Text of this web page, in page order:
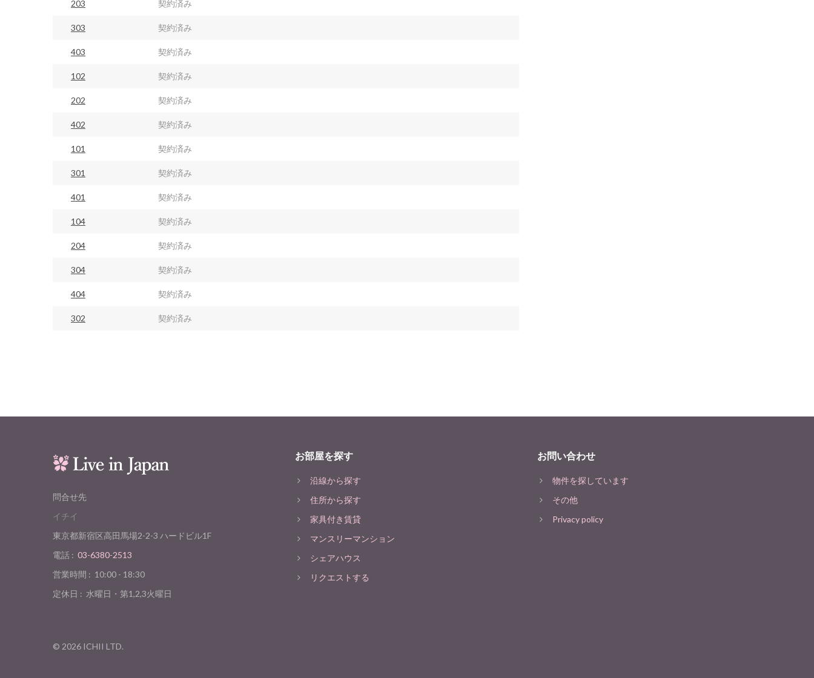
203 契約済み
303 契約済み
403 契約済み
102 契約済み
202 契約済み
402 契約済み
101 契約済み
301 契約済み
401 契約済み
104 契約済み
204 契約済み
304 契約済み
404 契約済み
302 契約済み
問合せ先
イチイ
東京都新宿区高田馬場2-2-3 ハードビル1F
電話 : 03-6380-2513
営業時間 : 10:00 - 18:30
定休日 : 水曜日・第1,2,3火曜日
お部屋を探す
沿線から探す
住所から探す
家具付き賃貸
マンスリーマンション
シェアハウス
リクエストする
お問い合わせ
物件を探しています
その他
Privacy policy
© 2026 ICHII LTD.